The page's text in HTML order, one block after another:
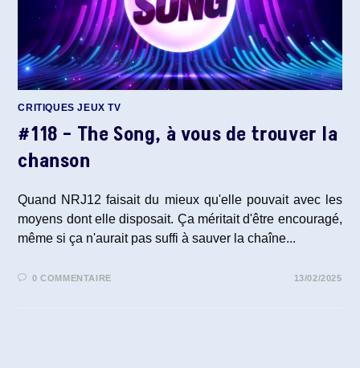
CRITIQUES JEUX TV
#118 – The Song, à vous de trouver la
chanson
Quand NRJ12 faisait du mieux qu'elle pouvait avec les
moyens dont elle disposait. Ça méritait d'être encouragé,
même si ça n'aurait pas suffi à sauver la chaîne...
0 COMMENTAIRE 13/02/2025